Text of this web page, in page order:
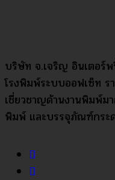
บริษัท จ.เจริญ อินเตอร์
โรงพิมพ์ระบบออฟเซ็ท ร
เชี่ยวชาญด้านงานพิมพ์ม
พิมพ์ และบรรจุภัณฑ์กระ